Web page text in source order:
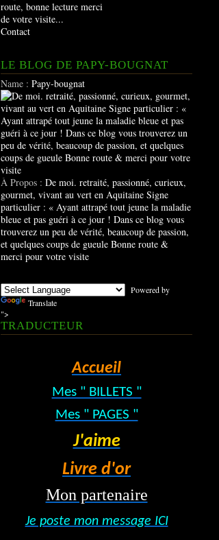
route, bonne lecture merci
de votre visite...
Contact
LE BLOG DE PAPY-BOUGNAT
Name : Papy-bougnat
À Propos : De moi. retraité, passionné, curieux,
gourmet, vivant au vert en Aquitaine Signe
particulier : « Ayant attrapé tout jeune la maladie
bleue et pas guéri à ce jour ! Dans ce blog vous
trouverez un peu de vérité, beaucoup de passion,
et quelques coups de gueule Bonne route &
merci pour votre visite
Powered by
Translate
">
TRADUCTEUR
Accueil
Mes " BILLETS "
Mes " PAGES "
J'aime
Livre d'or
Mon partenaire
Je poste mon message ICI